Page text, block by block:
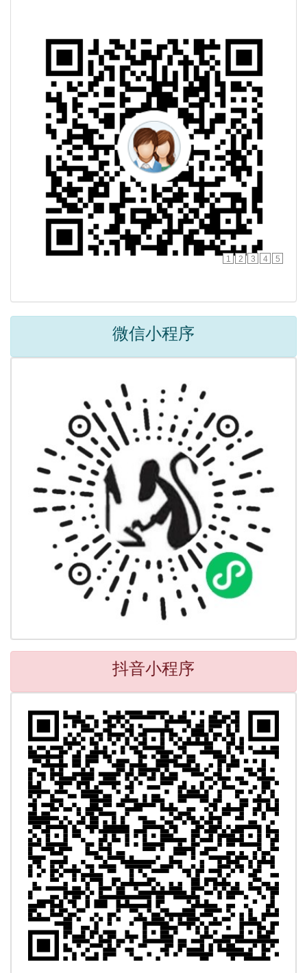
1 2 3 4 5
微信小程序
抖音小程序